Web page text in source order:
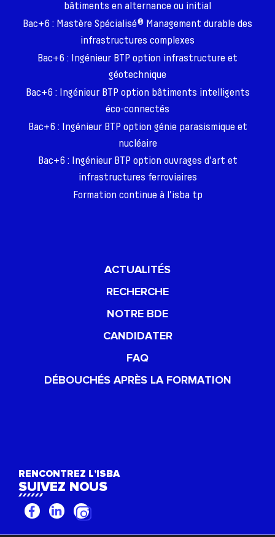
bâtiments en alternance ou initial
Bac+6 : Mastère Spécialisé® Management durable des
infrastructures complexes
Bac+6 : Ingénieur BTP option infrastructure et
géotechnique
Bac+6 : Ingénieur BTP option bâtiments intelligents
éco-connectés
Bac+6 : Ingénieur BTP option génie parasismique et
nucléaire
Bac+6 : Ingénieur BTP option ouvrages d’art et
infrastructures ferroviaires
Formation continue à l’isba tp
ACTUALITÉS
RECHERCHE
NOTRE BDE
CANDIDATER
FAQ
DÉBOUCHÉS APRÈS LA FORMATION
RENCONTREZ L’ISBA
SUIVEZ NOUS